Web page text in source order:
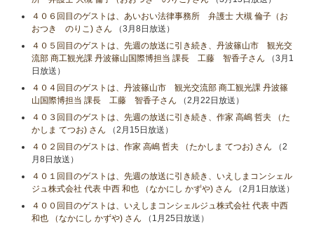
４０６回目のゲストは、あいおい法律事務所 弁護士 大槻 倫子（お
おつき のりこ) さん （3月8日放送）
４０５回目のゲストは、先週の放送に引き続き、丹波篠山市 観光交
流部 商工観光課 丹波篠山国際博担当 課長 工藤 智香子さん （3月1
日放送）
４０４回目のゲストは、丹波篠山市 観光交流部 商工観光課 丹波篠
山国際博担当 課長 工藤 智香子さん （2月22日放送）
４０３回目のゲストは、先週の放送に引き続き、作家 高嶋 哲夫 （た
かしま てつお) さん （2月15日放送）
４０２回目のゲストは、作家 高嶋 哲夫 （たかしま てつお) さん （2
月8日放送）
４０１回目のゲストは、先週の放送に引き続き、いえしまコンシェル
ジュ株式会社 代表 中西 和也 （なかにし かずや) さん （2月1日放送）
４００回目のゲストは、いえしまコンシェルジュ株式会社 代表 中西
和也 （なかにし かずや) さん （1月25日放送）